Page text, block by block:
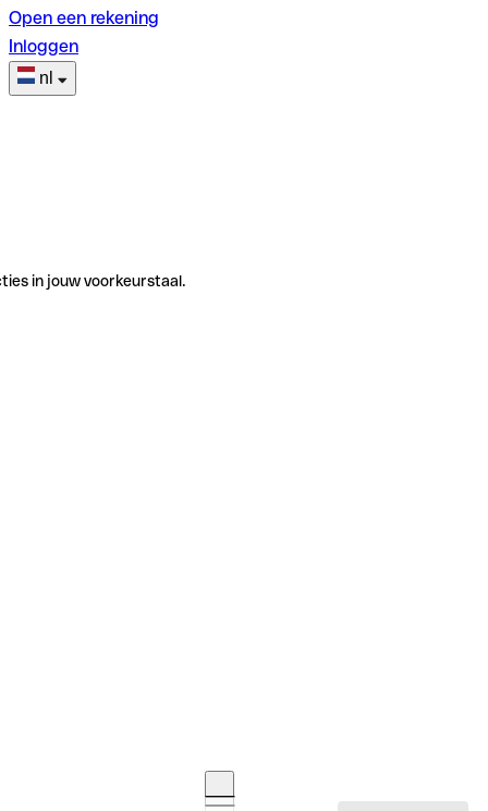
Open een rekening
Inloggen
nl
in jouw voorkeurstaal.